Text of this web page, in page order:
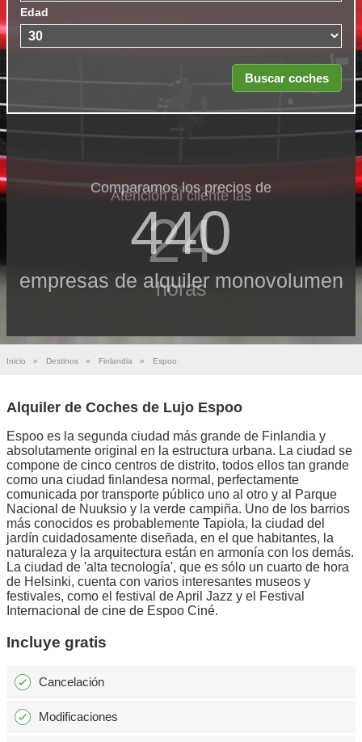
Edad
Comparamos los precios de
440
empresas de alquiler monovolumen
Atención al cliente las
24
horas
Inicio » Destinos » Finlandia » Espoo
Alquiler de Coches de Lujo Espoo
Espoo es la segunda ciudad más grande de Finlandia y
absolutamente original en la estructura urbana. La ciudad se
compone de cinco centros de distrito, todos ellos tan grande
como una ciudad finlandesa normal, perfectamente
comunicada por transporte público uno al otro y al Parque
Nacional de Nuuksio y la verde campiña. Uno de los barrios
más conocidos es probablemente Tapiola, la ciudad del
jardín cuidadosamente diseñada, en el que habitantes, la
naturaleza y la arquitectura están en armonía con los demás.
La ciudad de 'alta tecnología', que es sólo un cuarto de hora
de Helsinki, cuenta con varios interesantes museos y
festivales, como el festival de April Jazz y el Festival
Internacional de cine de Espoo Ciné.
Incluye gratis
Cancelación
Modificaciones